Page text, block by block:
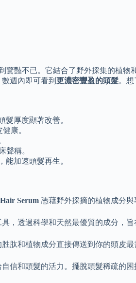
驚豔不已。它結合了野外採集的植物
週內即可看到 更濃密豐盈的頭髮。
髮厚度顯著改善。
康。
聲稱。
能加速頭髮再生。
Serum 憑藉野外採摘的植物成分與
，透過科學和天然最優質的成分，
胜肽和植物成分直接傳送到你的頭皮
信和頭髮的活力。擺脫頭髮稀疏的